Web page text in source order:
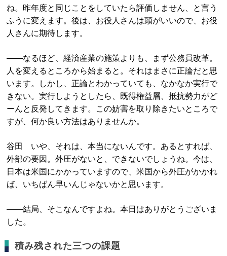
ね。昨年度と同じことをしていたら評価しません、と言う
ふうに変えます。後は、お役人さんは頭がいいので、お役
人さんに期待します。
――なるほど、経済産業の施策よりも、まず公務員改革。
人を変えるところから始まると。それはまさに正論だと思
います。しかし、正論とわかっていても、なかなか実行で
きない。実行しようとしたら、既得権益層、抵抗勢力がど
ーんと反発してきます。この妨害を取り除きたいところで
すが、何か良い方法はありませんか。
谷田 いや、それは、本当にないんです。あるとすれば、
外部の要因。外圧がないと、できないでしょうね。今は、
日本は米国にかかっていますので、米国から外圧がかかれ
ば、いちばん早いんじゃないかと思います。
――結局、そこなんですよね。本日はありがとうございま
した。
積み残された三つの課題